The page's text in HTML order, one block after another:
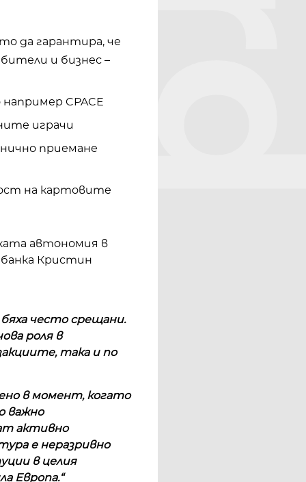
да гарантира, че
и бизнес –
CPACE
играчи
приемане
на картовите
автономия в
Кристин
често срещани.
роля в
така и по
в момент, когато
важно
активно
е неразривно
в целия
Европа.“